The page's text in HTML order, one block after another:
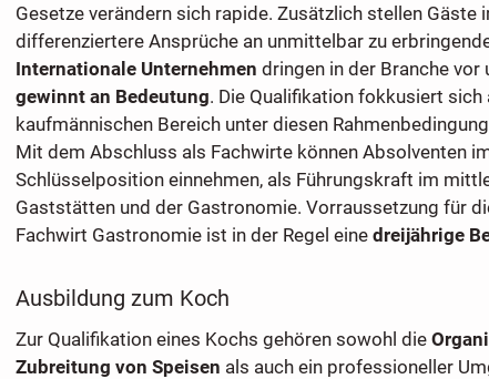
Gesetze verändern sich rapide. Zusätzlich stellen Gäste
differenziertere Ansprüche an unmittelbar zu
Internationale Unternehmen dringen in der Branche vor
gewinnt an Bedeutung. Die Qualifikation fokkusiert sich
kaufmännischen Bereich unter diesen
Mit dem Abschluss als Fachwirte können Absolventen
Schlüsselposition einnehmen, als Führungskraft im
Gaststätten und der Gastronomie. Vorraussetzung für
Fachwirt Gastronomie ist in der Regel eine dreijährige
Ausbildung zum Koch
Zur Qualifikation eines Kochs gehören sowohl die
Zubreitung von Speisen als auch ein professioneller